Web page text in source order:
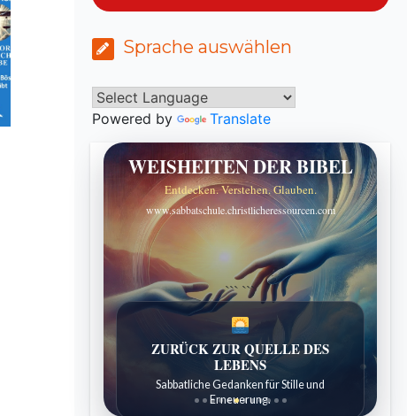
Sprache auswählen
Powered by Translate
WEISHEITEN DER BIBEL
Entdecken. Verstehen. Glauben.
www.sabbatschule.christlicheressourcen.com
```
ZURÜCK ZUR QUELLE DES
LEBENS
Sabbatliche Gedanken für Stille und
Erneuerung.
```